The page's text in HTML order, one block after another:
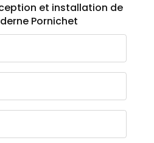
et installation de
Pornichet